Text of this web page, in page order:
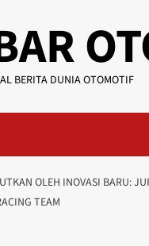
BERITA DUNIA OTOMOTIF
OLEH INOVASI BARU:
TEAM